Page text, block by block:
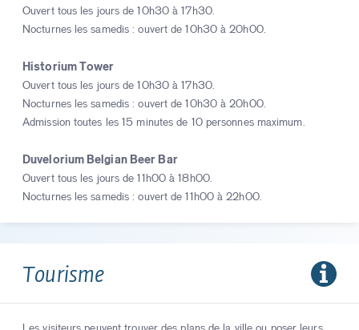
Ouvert tous les jours de 10h30 à 17h30.
Nocturnes les samedis : ouvert de 10h30 à 20h00.
Historium Tower
Ouvert tous les jours de 10h30 à 17h30.
Nocturnes les samedis : ouvert de 10h30 à 20h00.
Admission toutes les 15 minutes de 10 personnes maximum.
Duvelorium Belgian Beer Bar
Ouvert tous les jours de 11h00 à 18h00.
Nocturnes les samedis : ouvert de 11h00 à 22h00.
Tourisme